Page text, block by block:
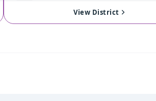
MadurantakamView District